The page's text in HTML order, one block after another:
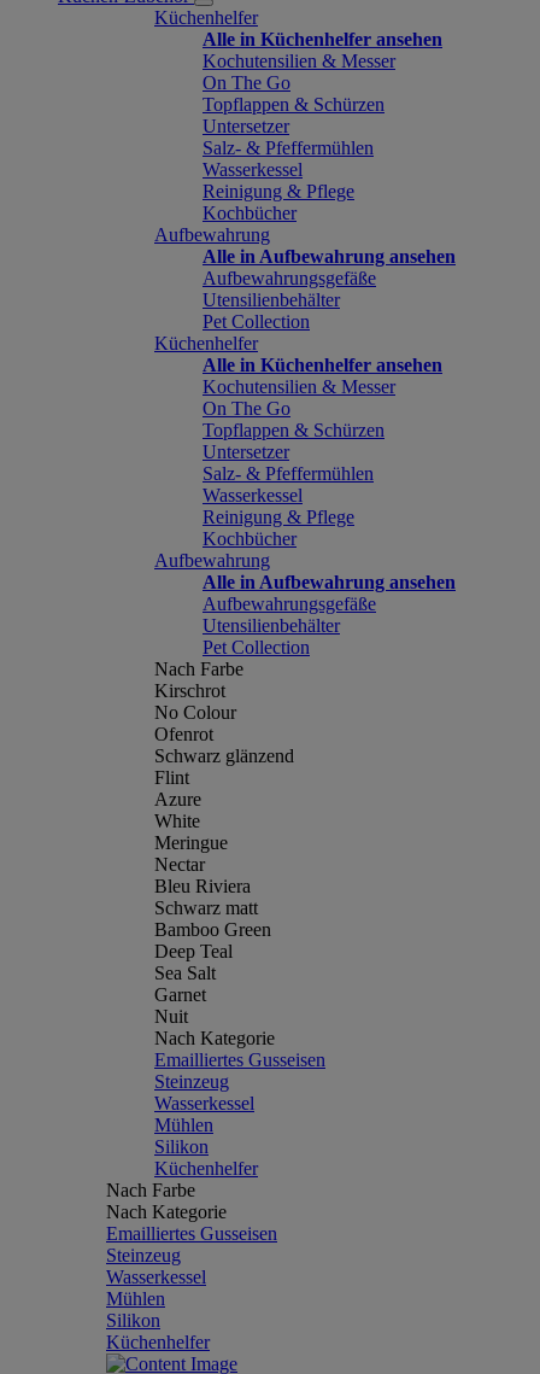
Küchenhelfer
Alle in Küchenhelfer ansehen
Kochutensilien & Messer
On The Go
Topflappen & Schürzen
Untersetzer
Salz- & Pfeffermühlen
Wasserkessel
Reinigung & Pflege
Kochbücher
Aufbewahrung
Alle in Aufbewahrung ansehen
Aufbewahrungsgefäße
Utensilienbehälter
Pet Collection
Küchenhelfer
Alle in Küchenhelfer ansehen
Kochutensilien & Messer
On The Go
Topflappen & Schürzen
Untersetzer
Salz- & Pfeffermühlen
Wasserkessel
Reinigung & Pflege
Kochbücher
Aufbewahrung
Alle in Aufbewahrung ansehen
Aufbewahrungsgefäße
Utensilienbehälter
Pet Collection
Nach Farbe
Kirschrot
No Colour
Ofenrot
Schwarz glänzend
Flint
Azure
White
Meringue
Nectar
Bleu Riviera
Schwarz matt
Bamboo Green
Deep Teal
Sea Salt
Garnet
Nuit
Nach Kategorie
Emailliertes Gusseisen
Steinzeug
Wasserkessel
Mühlen
Silikon
Küchenhelfer
Nach Farbe
Nach Kategorie
Emailliertes Gusseisen
Steinzeug
Wasserkessel
Mühlen
Silikon
Küchenhelfer